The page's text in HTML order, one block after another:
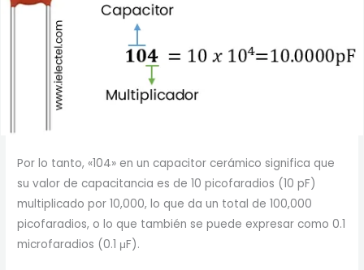
Por lo tanto, «104» en un capacitor cerámico significa que
su valor de capacitancia es de 10 picofaradios (10 pF)
multiplicado por 10,000, lo que da un total de 100,000
picofaradios, o lo que también se puede expresar como 0.1
microfaradios (0.1 μF).